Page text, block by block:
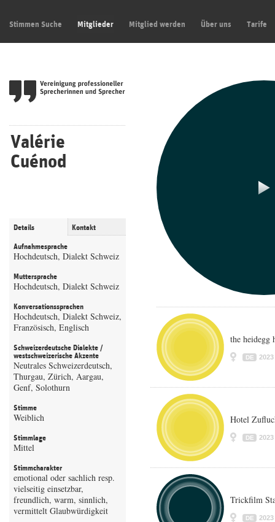
Stimmen Suche Mitglieder Mitglied werden Über uns Tarife
Valérie
Cuénod
Details Kontakt
Aufnahmesprache
Hochdeutsch, Dialekt Schweiz
Muttersprache
Hochdeutsch, Dialekt Schweiz
Konversationssprachen
Hochdeutsch, Dialekt Schweiz,
Französisch, Englisch
Schweizerdeutsche Dialekte /
westschweizerische Akzente
Neutrales Schweizerdeutsch,
Thurgau, Zürich, Aargau,
Genf, Solothurn
Stimme
Weiblich
Stimmlage
Mittel
Stimmcharakter
emotional oder sachlich resp.
vielseitig einsetzbar,
freundlich, warm, sinnlich,
vermittelt Glaubwürdigkeit
the heidegg
DE 2023
Hotel
DE 2023
Trickfilm
DE 2023